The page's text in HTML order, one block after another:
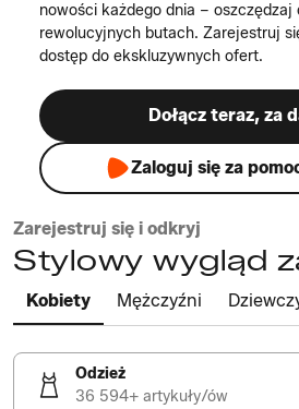
nowości każdego dnia –
rewolucyjnych butach. Zarejestruj
dostęp do ekskluzywnych ofert.
Dołącz teraz, za
Zaloguj się za
Zarejestruj się i odkryj
Stylowy wygląd
Kobiety Mężczyźni
Odzież
36 594+ artykuły/ów